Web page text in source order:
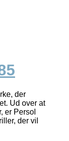
der
Ud over at
er Persol
der vil